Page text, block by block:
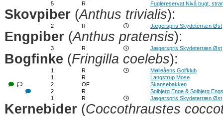
5
R Fuglereservat Nivå bugt,
Skovpiber (Anthus trivialis):
2 R Jægerspris Skydeterræn Øst
Engpiber (Anthus pratensis):
3 R Jægerspris Skydeterræn Øst
Bogfinke (Fringilla coelebs):
1 R
Mølleåens Golfklub
1
R
Langstrup Mose
2
OF
Skansebakken
2
R
Solbjerg Enge & Solbjerg
1
R Jægerspris Skydeterræn Øst
Kernebider (Coccothraustes